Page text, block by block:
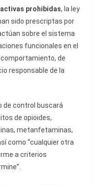
prohibidas, la ley
sido prescriptas por
sobre el sistema
funcionales en el
de
responsable de la
de control buscará
de opioides,
metanfetaminas,
como “cualquier otra
a criterios